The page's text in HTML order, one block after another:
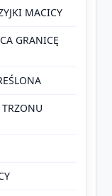
MACICY
GRANICĘ